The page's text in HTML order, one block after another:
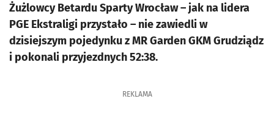
Żużlowcy Betardu Sparty Wrocław – jak na lidera
PGE Ekstraligi przystało – nie zawiedli w
dzisiejszym pojedynku z MR Garden GKM Grudziądz
i pokonali przyjezdnych 52:38.
REKLAMA